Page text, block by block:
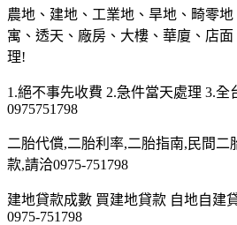
農地、建地、工業地、旱地、畸零
寓、透天、廠房、大樓、華廈、店
理!
1.絕不事先收費 2.急件當天處理 3.
0975751798
二胎代償,二胎利率,二胎指南,民間二
款,請洽0975-751798
建地貸款成數 買建地貸款 自地自建
0975-751798